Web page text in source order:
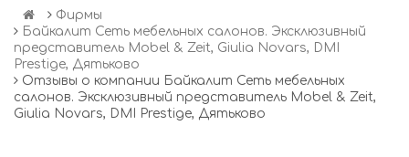
Фирмы
Байкалит Сеть мебельных салонов. Эксклюзивный
представитель Mobel & Zeit, Giulia Novars, DMI
Prestige, Дятьково
Отзывы о компании Байкалит Сеть мебельных
салонов. Эксклюзивный представитель Mobel & Zeit,
Giulia Novars, DMI Prestige, Дятьково